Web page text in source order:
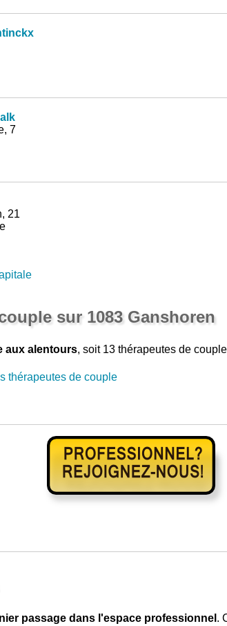
7
21
sur 1083 Ganshoren
aux alentours, soit 13 thérapeutes de
thérapeutes de couple
passage dans l'espace professionnel .